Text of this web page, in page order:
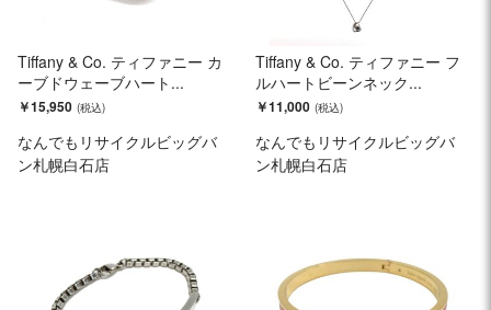
Tiffany & Co. ティファニー カ
ーブドウェーブハート...
￥15,950
なんでもリサイクルビッグバ
ン札幌白石店
Tiffany & Co. ティファニー フ
ルハートビーンネック...
￥11,000
なんでもリサイクルビッグバ
ン札幌白石店